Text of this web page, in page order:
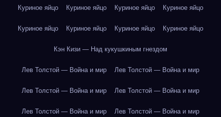
Куриное яйцо Куриное яйцо Куриное яйцо Куриное яйцо
Куриное яйцо Куриное яйцо Куриное яйцо Куриное яйцо
Кэн Кизи — Над кукушкиным гнездом
Лев Толстой — Война и мир Лев Толстой — Война и мир
Лев Толстой — Война и мир Лев Толстой — Война и мир
Лев Толстой — Война и мир Лев Толстой — Война и мир